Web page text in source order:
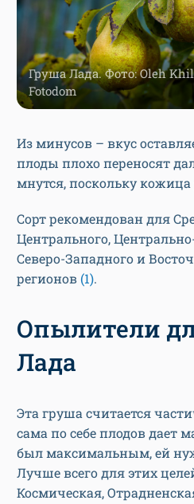
Груша Лада. Фото: Oleh
Fotodom
Из минусов – вкус
плоды плохо переносят
мнутся, поскольку
Сорт рекомендован для
Центрального,
Северо-Западного и
регионов (1).
Опылители
Лада
Эта груша считается
сама по себе плодов дает
был максимальным, ей
Лучше всего для этих
Космическая,